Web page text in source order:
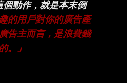
個動作，就是本末倒
的用戶對你的廣告產
告主而言，是浪費錢
。」